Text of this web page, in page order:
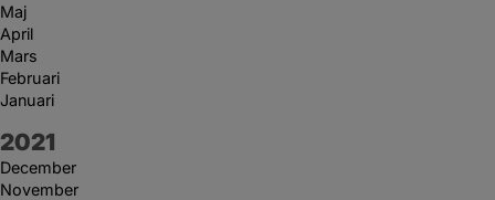
Maj
April
Mars
Februari
Januari
År:
2021
December
November